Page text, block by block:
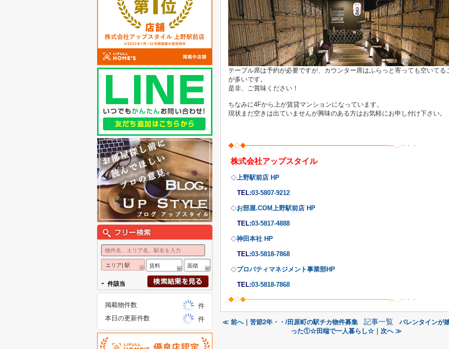
テーブル席は予約が必要ですが、カウンター席はふらっと寄っても空いてる
が多いです。
是非、ご賞味ください！
ちなみに4Fから上が賃貸マンションになっています。
現状まだ空きは出ていませんが興味のある方はお気軽にお申し付け下さい。
◆◇◆━━━━━━━━━━━━━━━━━━━━━━━━―…‥・・
株式会社アップスタイル
◇ 上野駅前店 HP
TEL:03-5807-9212
◇お部屋.COM上野駅前店 HP
TEL:03-5817-4888
◇神田本社 HP
TEL:03-5818-7868
◇プロパティマネジメント事業部HP
TEL:03-5818-7868
◆◇◆━━━━━━━━━━━━━━━━━━━━━━━━―…‥・・
≪ 前へ｜苦節2年・・/田原町の駅チカ物件募集 記事一覧
バレンタインが
った①☆田端で一人暮らし☆｜次へ ≫
エリア| 駅 賃料 面積
- 件該当
掲載物件数
件
本日の更新件数
件